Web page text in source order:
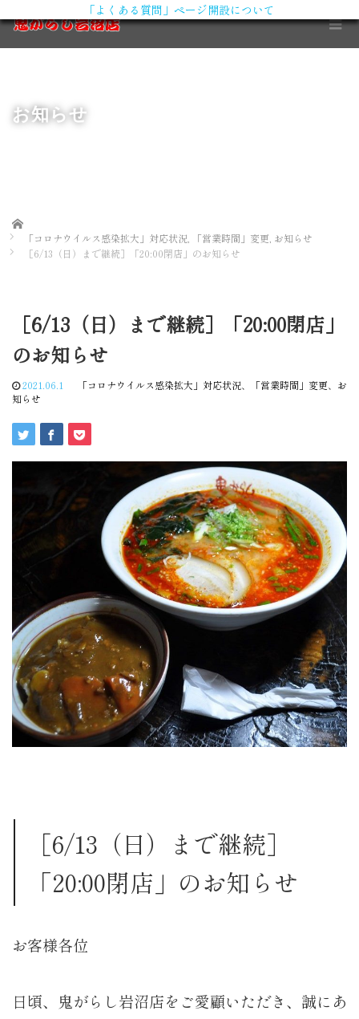
「よくある質問」ページ開設について
お知らせ
Home
「コロナウイルス感染拡大」対応状況
「営業時間」変更 お知らせ
［6/13（日）まで継続］「20:00閉店」のお知らせ
［6/13（日）まで継続］「20:00閉店」
のお知らせ
2021.06.1 「コロナウイルス感染拡大」対応状況、 「営業時間」変更、 お
知らせ
［6/13（日）まで継続］
「20:00閉店」のお知らせ
お客様各位
日頃、鬼がらし岩沼店をご愛顧いただき、誠にあ